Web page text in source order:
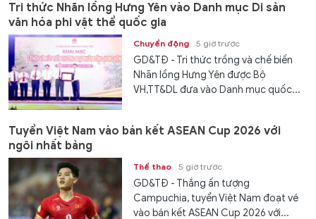
Tri thức Nhãn lồng Hưng Yên vào Danh mục Di sản
văn hóa phi vật thể quốc gia
Chuyển động 5 giờ trước
GD&TĐ - Tri thức trồng và chế biến
Nhãn lồng Hưng Yên được Bộ
VH,TT&DL đưa vào Danh mục quốc...
Tuyển Việt Nam vào bán kết ASEAN Cup 2026 với
ngôi nhất bảng
Thể thao 5 giờ trước
GD&TĐ - Thắng ấn tượng
Campuchia, tuyển Việt Nam đoạt vé
vào bán kết ASEAN Cup 2026 với...